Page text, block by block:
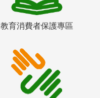
教育消費者保護專區